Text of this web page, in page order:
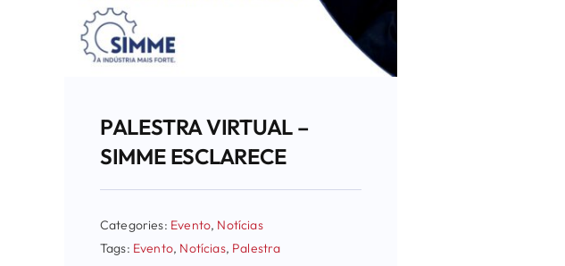
PALESTRA VIRTUAL –
SIMME ESCLARECE
Categories: Evento, Notícias
Tags: Evento, Notícias, Palestra